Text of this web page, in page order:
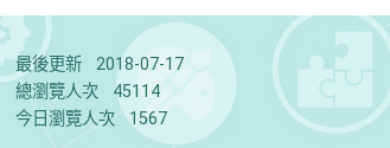
最後更新
2018-07-17
總瀏覽人次
45114
今日瀏覽人次
1567